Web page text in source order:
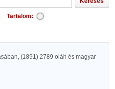
Tartalom:
(1891) 2789 oláh és magyar